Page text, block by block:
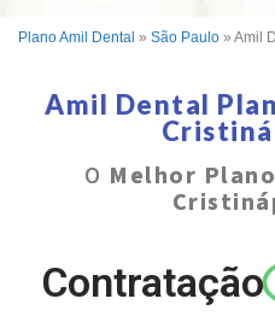
Plano Amil Dental » São Paulo » Amil
Amil Dental
O Melhor
Contratação